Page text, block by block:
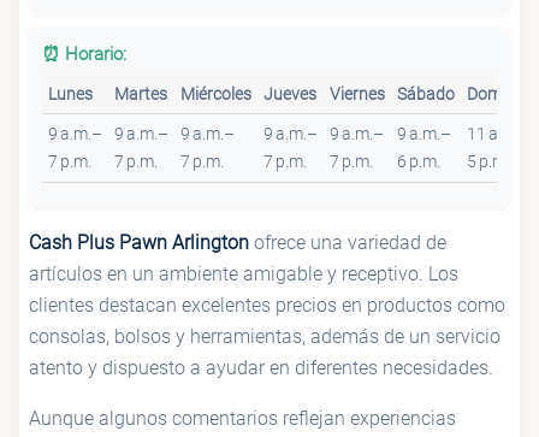
⏰ Horario:
Lunes Martes Miércoles Jueves Viernes Sábado Domingo
9 a.m.–
7 p.m.
9 a.m.–
7 p.m.
9 a.m.–
7 p.m.
9 a.m.–
7 p.m.
9 a.m.–
7 p.m.
9 a.m.–
6 p.m.
11 a.m.–
5 p.m.
Cash Plus Pawn Arlington ofrece una variedad de
artículos en un ambiente amigable y receptivo. Los
clientes destacan excelentes precios en productos como
consolas, bolsos y herramientas, además de un servicio
atento y dispuesto a ayudar en diferentes necesidades.
Aunque algunos comentarios reflejan experiencias